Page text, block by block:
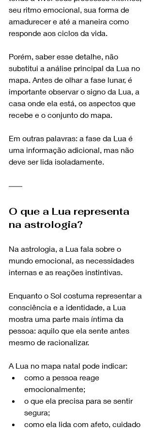
seu ritmo emocional, sua forma de
amadurecer e até a maneira como
responde aos ciclos da vida.
Porém, saber esse detalhe, não
substitui a análise principal da Lua no
mapa. Antes de olhar a fase lunar, é
importante observar o signo da Lua, a
casa onde ela está, os aspectos que
recebe e o conjunto do mapa.
Em outras palavras: a fase da Lua é
uma informação adicional, mas não
deve ser lida isoladamente.
O que a Lua representa
na astrologia?
Na astrologia, a Lua fala sobre o
mundo emocional, as necessidades
internas e as reações instintivas.
Enquanto o Sol costuma representar a
consciência e a identidade, a Lua
mostra uma parte mais íntima da
pessoa: aquilo que ela sente antes
mesmo de racionalizar.
A Lua no mapa natal pode indicar:
como a pessoa reage
emocionalmente;
o que ela precisa para se sentir
segura;
como ela lida com afeto, cuidado